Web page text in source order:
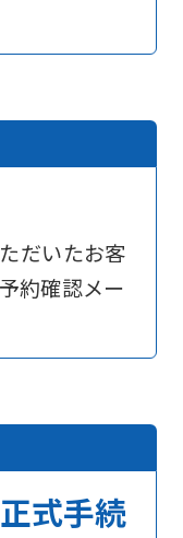
だいたお客
約確認メー
式手続